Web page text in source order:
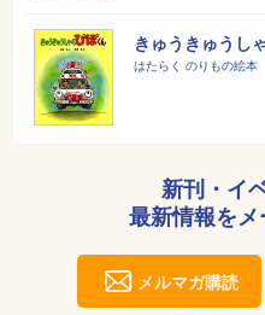
きゅうきゅうし
はたらく のりもの絵本
新刊・イ
最新情報をメ
メルマガ購読